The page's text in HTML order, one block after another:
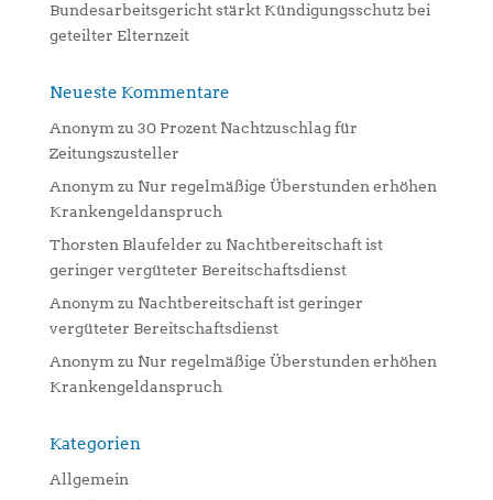
Bundesarbeitsgericht stärkt Kündigungsschutz bei
geteilter Elternzeit
Neueste Kommentare
Anonymzu 30 Prozent Nachtzuschlag für
Zeitungszusteller
Anonymzu Nur regelmäßige Überstunden erhöhen
Krankengeldanspruch
Thorsten Blaufelder zu Nachtbereitschaft ist
geringer vergüteter Bereitschaftsdienst
Anonymzu Nachtbereitschaft ist geringer
vergüteter Bereitschaftsdienst
Anonymzu Nur regelmäßige Überstunden erhöhen
Krankengeldanspruch
Kategorien
Allgemein